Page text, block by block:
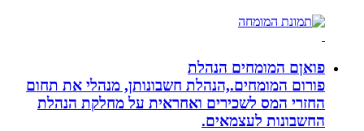
פואןם המומחים הנהלת
פורום המומחים.,הנהלת חשבונותן, מנהלי את תחום
החזרי המס לשכירים ואחראית על מחלקת הנהלת
החשבונות לעצמאים.